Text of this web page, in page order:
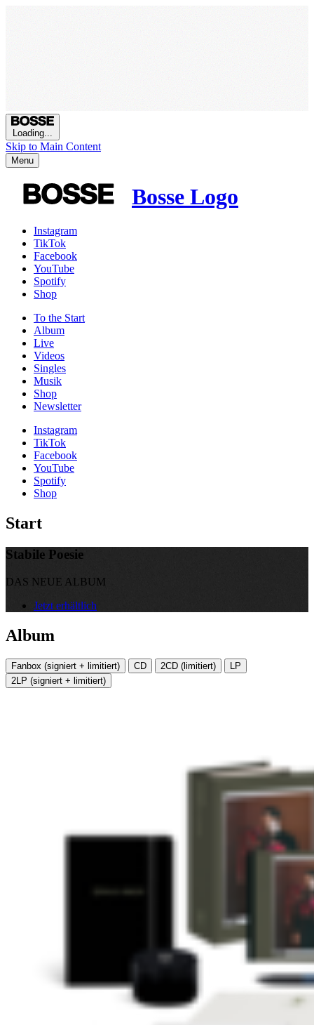
Loading...
Skip to Main Content
Menu
Bosse Logo
Instagram
TikTok
Facebook
YouTube
Spotify
Shop
To the Start
Album
Live
Videos
Singles
Musik
Shop
News­letter
Instagram
TikTok
Facebook
YouTube
Spotify
Shop
Start
Stabile Poesie
DAS NEUE ALBUM
Jetzt erhältlich
Album
Fanbox (signiert + limitiert) CD 2CD (limitiert)
LP
2LP (signiert + limitiert)